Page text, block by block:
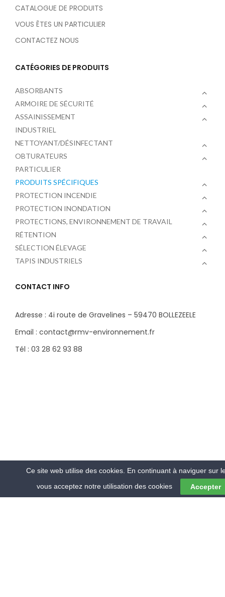
CATALOGUE DE PRODUITS
VOUS ÊTES UN PARTICULIER
CONTACTEZ NOUS
CATÉGORIES DE PRODUITS
ABSORBANTS
ARMOIRE DE SÉCURITÉ
ASSAINISSEMENT
INDUSTRIEL
NETTOYANT/DÉSINFECTANT
OBTURATEURS
PARTICULIER
PRODUITS SPÉCIFIQUES
PROTECTION INCENDIE
PROTECTION INONDATION
PROTECTIONS, ENVIRONNEMENT DE TRAVAIL
RÉTENTION
SÉLECTION ÉLEVAGE
TAPIS INDUSTRIELS
CONTACT INFO
Adresse : 4i route de Gravelines – 59470 BOLLEZEELE
Email : contact@rmv-environnement.fr
Tél : 03 28 62 93 88
Ce site web utilise des cookies. En continuant à naviguer sur
vous acceptez notre utilisation des cookies
Accepter